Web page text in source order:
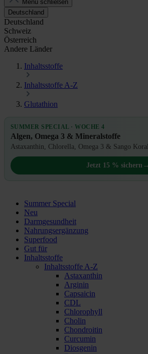
Menü schließen
Deutschland
Deutschland
Schweiz
Österreich
Andere Länder
Inhaltsstoffe
Inhaltsstoffe A-Z
Glutathion
SUMMER SPECIAL · WOCHE 4
Algen, Omega 3 & Mineralstoffe
Astaxanthin, Chlorella, Omega 3 & Sango
Jetzt 15 % sichern
Summer Special
Neu
Darmgesundheit
Nahrungsergänzung
Superfood
Gut für
Inhaltsstoffe
Inhaltsstoffe A-Z
Astaxanthin
Arginin
Capsaicin
CDL
Chlorophyll
Cholin
Chondroitin
Curcumin
Diosgenin